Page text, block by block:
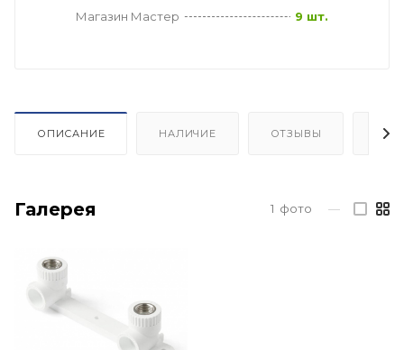
Магазин Мастер 9 шт.
ОПИСАНИЕ НАЛИЧИЕ ОТЗЫВЫ
Галерея 1 фото —